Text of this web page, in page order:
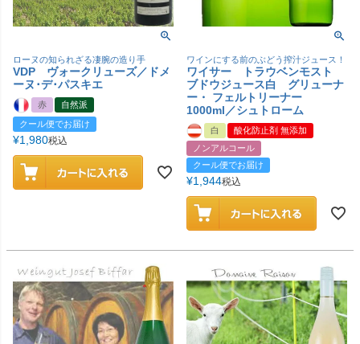
ローヌの知られざる凄腕の造り手
VDP ヴォークリューズ／ドメ
ーヌ･デ･パスキエ
赤
自然派
クール便でお届け
¥1,980税込
ワインにする前のぶどう搾汁ジュース！
ワイサー トラウベンモスト
ブドウジュース白 グリューナ
ー・ フェルトリーナー
1000ml／シュトローム
白
酸化防止剤 無添加
ノンアルコール
クール便でお届け
¥1,944税込